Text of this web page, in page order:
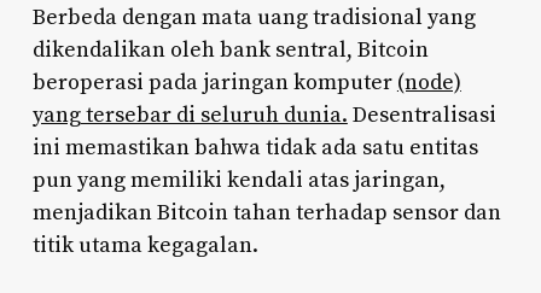
Berbeda dengan mata uang tradisional yang
dikendalikan oleh bank sentral, Bitcoin
beroperasi pada jaringan komputer (node)
yang tersebar di seluruh dunia. Desentralisasi
ini memastikan bahwa tidak ada satu entitas
pun yang memiliki kendali atas jaringan,
menjadikan Bitcoin tahan terhadap sensor dan
titik utama kegagalan.